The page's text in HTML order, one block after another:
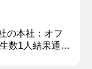
の本社：オフ
数1人結果通知